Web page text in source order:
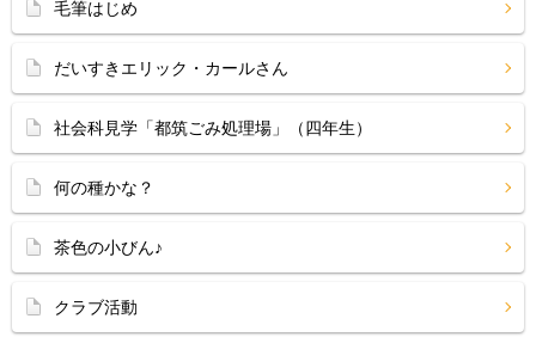
毛筆はじめ
だいすきエリック・カールさん
社会科見学「都筑ごみ処理場」（四年生）
何の種かな？
茶色の小びん♪
クラブ活動